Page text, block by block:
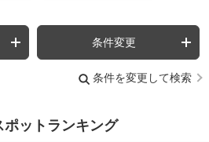
条件変更
条件を変更して検索
ポットランキング